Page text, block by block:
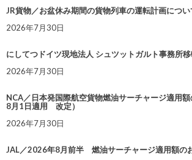
JR貨物／お盆休み期間の貨物列車の運転計画につい
2026年7月30日
にしてつドイツ現地法人 シュツットガルト事務所
2026年7月30日
NCA／日本発国際航空貨物燃油サーチャージ適用
8月1日適用 改定）
2026年7月30日
JAL／2026年8月前半 燃油サーチャージ適用額の